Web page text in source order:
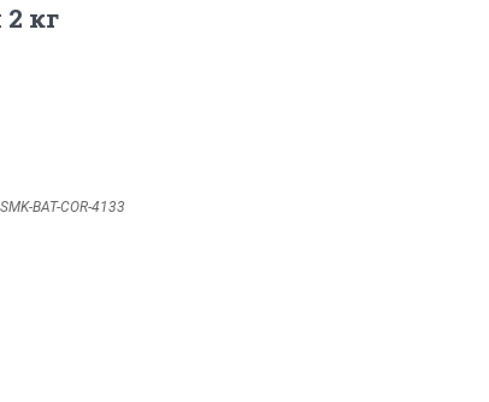
кг
SMK-BAT-COR-4133